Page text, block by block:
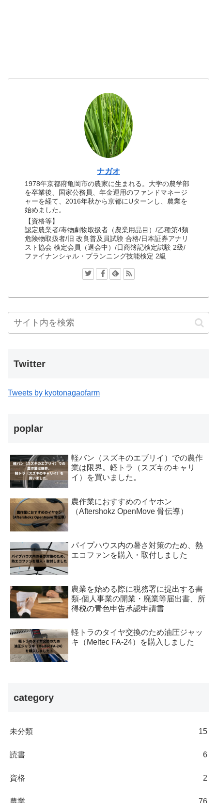
ナガオ
1978年京都府亀岡市の農家に生まれる。大学の農学部
を卒業後、国家公務員、年金運用のファンドマネージ
ャーを経て、2016年秋から京都にUターンし、農業を
始めました。
【資格等】
認定農業者/毒物劇物取扱者（農業用品目）/乙種第4類
危険物取扱者/旧 改良普及員試験 合格/日本証券アナリ
スト協会 検定会員（退会中）/日商簿記検定試験 2級/
ファイナンシャル・プランニング技能検定 2級
Twitter
Tweets by kyotonagaofarm
poplar
軽バン（スズキのエブリイ）での農作
業は限界。軽トラ（スズキのキャリ
イ）を買いました。
農作業におすすめのイヤホン
（Aftershokz OpenMove 骨伝導）
パイプハウス内の暑さ対策のため、熱
エコファンを購入・取付しました
農業を始める際に税務署に提出する書
類-個人事業の開業・廃業等届出書、所
得税の青色申告承認申請書
軽トラのタイヤ交換のため油圧ジャッ
キ（Meltec FA-24）を購入しました
category
未分類 15
読書 6
資格 2